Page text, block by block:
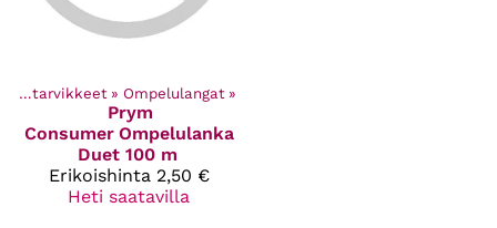
Ompelutarvikkeet ‪» Ompelulangat ‪»
Prym
Consumer Ompelulanka
Duet 100 m
Erikoishinta2,50 €
Heti saatavilla